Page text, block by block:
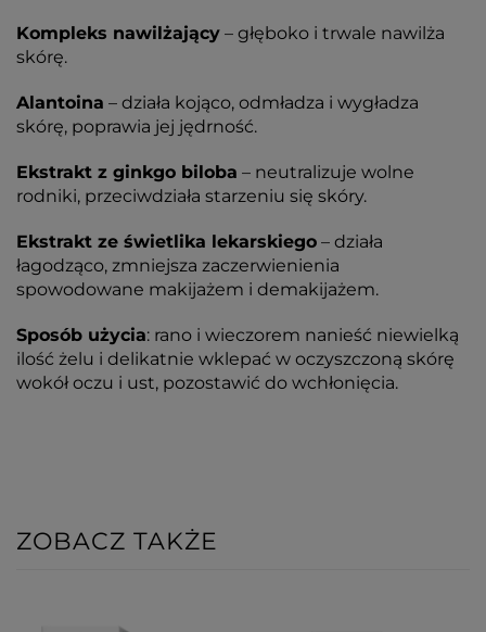
Kompleks nawilżający – głęboko i trwale nawilża
skórę.
Alantoina – działa kojąco, odmładza i wygładza
skórę, poprawia jej jędrność.
Ekstrakt z ginkgo biloba – neutralizuje wolne
rodniki, przeciwdziała starzeniu się skóry.
Ekstrakt ze świetlika lekarskiego – działa
łagodząco, zmniejsza zaczerwienienia
spowodowane makijażem i demakijażem.
Sposób użycia: rano i wieczorem nanieść niewielką
ilość żelu i delikatnie wklepać w oczyszczoną skórę
wokół oczu i ust, pozostawić do wchłonięcia.
ZOBACZ TAKŻE